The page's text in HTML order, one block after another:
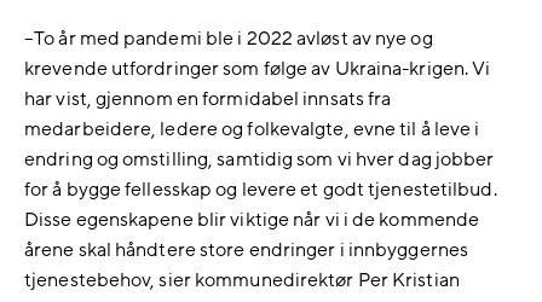
–To år med pandemi ble i 2022 avløst av nye og
krevende utfordringer som følge av Ukraina-krigen. Vi
har vist, gjennom en formidabel innsats fra
medarbeidere, ledere og folkevalgte, evne til å leve i
endring og omstilling, samtidig som vi hver dag jobber
for å bygge fellesskap og levere et godt tjenestetilbud.
Disse egenskapene blir viktige når vi i de kommende
årene skal håndtere store endringer i innbyggernes
tjenestebehov, sier kommunedirektør Per Kristian